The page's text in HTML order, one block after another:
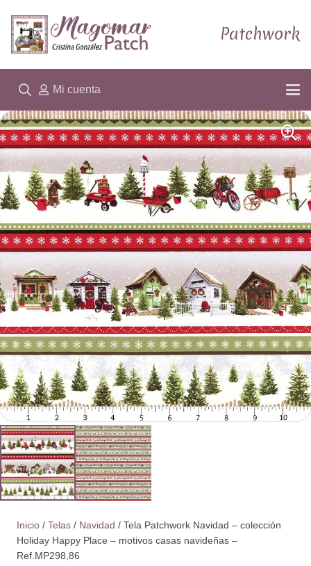
Patchwork
Mi cuenta
Inicio / Telas / Navidad / Tela Patchwork Navidad – colección
Holiday Happy Place – motivos casas navideñas –
Ref.MP298,86